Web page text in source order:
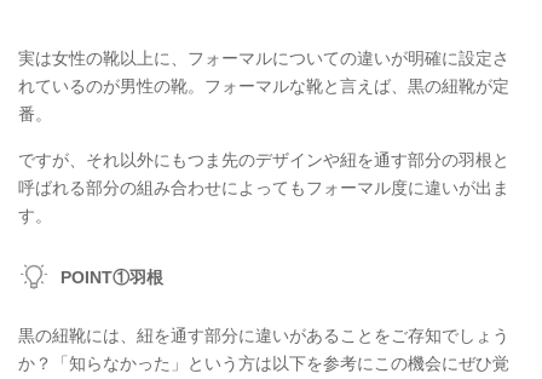
実は女性の靴以上に、フォーマルについての違いが明確に設定さ
れているのが男性の靴。フォーマルな靴と言えば、黒の紐靴が定
番。
ですが、それ以外にもつま先のデザインや紐を通す部分の羽根と
呼ばれる部分の組み合わせによってもフォーマル度に違いが出ま
す。
POINT①羽根
黒の紐靴には、紐を通す部分に違いがあることをご存知でしょう
か？「知らなかった」という方は以下を参考にこの機会にぜひ覚